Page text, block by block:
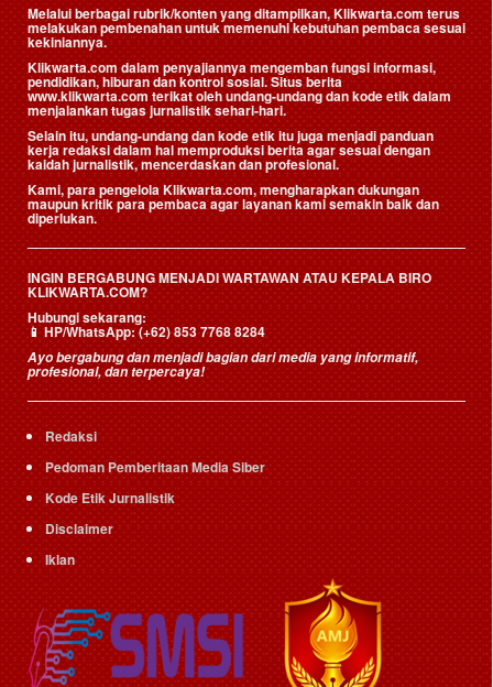
Melalui berbagai rubrik/konten yang ditampilkan, Klikwarta.com terus
melakukan pembenahan untuk memenuhi kebutuhan pembaca sesuai
kekiniannya.
Klikwarta.com dalam penyajiannya mengemban fungsi informasi,
pendidikan, hiburan dan kontrol sosial. Situs berita
www.klikwarta.com terikat oleh undang-undang dan kode etik dalam
menjalankan tugas jurnalistik sehari-hari.
Selain itu, undang-undang dan kode etik itu juga menjadi panduan
kerja redaksi dalam hal memproduksi berita agar sesuai dengan
kaidah jurnalistik, mencerdaskan dan profesional.
Kami, para pengelola Klikwarta.com, mengharapkan dukungan
maupun kritik para pembaca agar layanan kami semakin baik dan
diperlukan.
INGIN BERGABUNG MENJADI WARTAWAN ATAU KEPALA BIRO
KLIKWARTA.COM?
Hubungi sekarang:
📱HP/WhatsApp:(+62) 853 7768 8284
Ayo bergabung dan menjadi bagian dari media yang informatif,
profesional, dan terpercaya!
Redaksi
Pedoman Pemberitaan Media Siber
Kode Etik Jurnalistik
Disclaimer
Iklan